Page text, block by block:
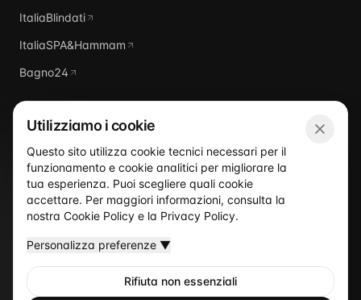
ItaliaBlindati
ItaliaSPA&Hammam
Bagno24
ItaliaPiscine
Utilizziamo i cookie
Questo sito utilizza cookie tecnici necessari per il
funzionamento e cookie analitici per migliorare la
tua esperienza. Puoi scegliere quali cookie
accettare. Per maggiori informazioni, consulta la
nostra Cookie Policy e la Privacy Policy.
Personalizza preferenze ▼
Rifiuta non essenziali